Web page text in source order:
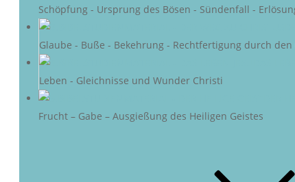
Schöpfung - Ursprung des Bösen - Sündenfall -
Glaube - Buße - Bekehrung - Rechtfertigung durch
Leben - Gleichnisse und Wunder Christi
Frucht – Gabe – Ausgießung des Heiligen Geistes